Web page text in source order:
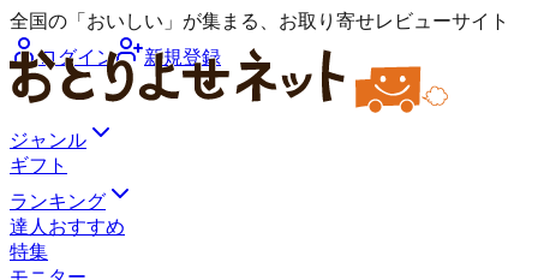
全国の「おいしい」が集まる、お取り寄せレビューサイト
ログイン
新規登録
ジャンル
ギフト
ランキング
達人おすすめ
特集